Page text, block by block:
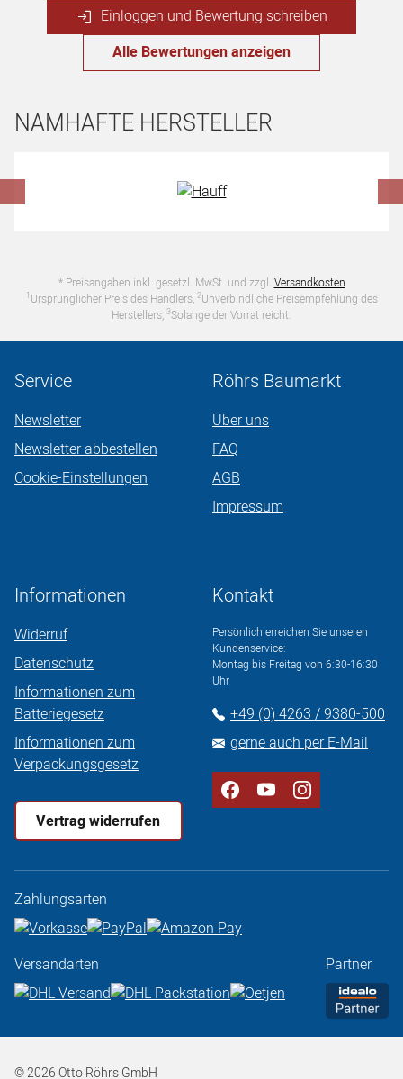
Einloggen und Bewertung schreiben
Alle Bewertungen anzeigen
NAMHAFTE HERSTELLER
* Preisangaben inkl. gesetzl. MwSt. und zzgl. Versandkosten
1 Ursprünglicher Preis des Händlers, 2Unverbindliche Preisempfehlung des
Herstellers, 3Solange der Vorrat reicht.
Service
Newsletter
Newsletter abbestellen
Cookie-Einstellungen
Röhrs Baumarkt
Über uns
FAQ
AGB
Impressum
Informationen
Widerruf
Datenschutz
Informationen zum
Batteriegesetz
Informationen zum
Verpackungsgesetz
Vertrag widerrufen
Kontakt
Persönlich erreichen Sie unseren
Kundenservice:
Montag bis Freitag von 6:30-16:30
Uhr
+49 (0) 4263 / 9380-500
gerne auch per E-Mail
Zahlungsarten
Versandarten Partner
© 2026 Otto Röhrs GmbH